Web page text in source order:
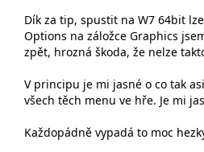
Dík za tip, spustit na W7 64bit
Options na záložce Graphics
zpět, hrozná škoda, že nelze
V principu je mi jasné o co tak
všech těch menu ve hře. Je mi
Každopádně vypadá to moc